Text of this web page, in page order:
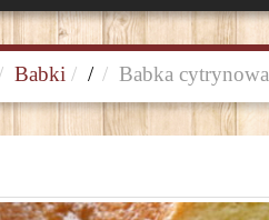
Babki / Babka cytrynowa